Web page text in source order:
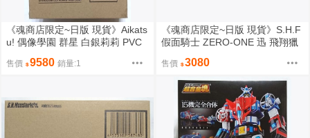
《魂商店限定~日版 現貨》Aikats
u! 偶像學園 群星 白銀莉莉 PVC
售價 9580 銷量:1
《魂商店限定~日版 現貨》S.H.F
假面騎士 ZERO-ONE 迅 飛翔獵
售價 3080